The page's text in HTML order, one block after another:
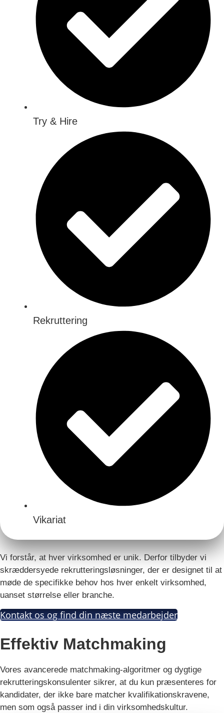
Try & Hire
Rekruttering
Vikariat
Vi forstår, at hver virksomhed er unik. Derfor tilbyder vi
skræddersyede rekrutteringsløsninger, der er designet til at
møde de specifikke behov hos hver enkelt virksomhed,
uanset størrelse eller branche.
Kontakt os og find din næste medarbejder
Effektiv Matchmaking
Vores avancerede matchmaking-algoritmer og dygtige
rekrutteringskonsulenter sikrer, at du kun præsenteres for
kandidater, der ikke bare matcher kvalifikationskravene,
men som også passer ind i din virksomhedskultur.